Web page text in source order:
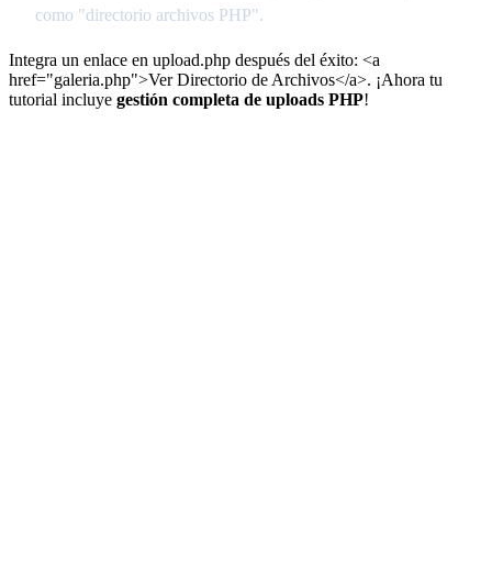
como "directorio archivos PHP".
Integra un enlace en upload.php después del éxito: <a
href="galeria.php">Ver Directorio de Archivos</a>. ¡Ahora tu
tutorial incluye gestión completa de uploads PHP!